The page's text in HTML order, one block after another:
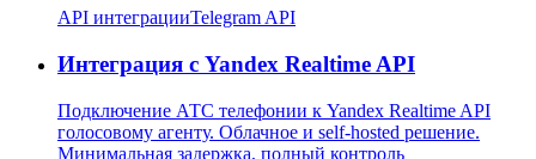
API интеграцииTelegram API
Интеграция с Yandex Realtime API
Подключение АТС телефонии к Yandex Realtime API
голосовому агенту. Облачное и self-hosted решение.
Минимальная задержка, полный контроль